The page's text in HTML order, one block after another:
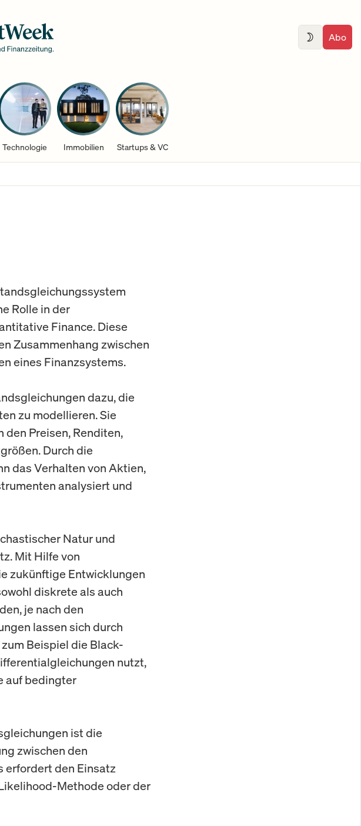
Abo
Technologie Immobilien Startups & VC
Rolle in der
Finance. Diese
Zusammenhang zwischen
eines Finanzsystems.
dazu, die
zu modellieren. Sie
Preisen, Renditen,
Durch die
das Verhalten von Aktien,
analysiert und
Natur und
Mit Hilfe von
zukünftige Entwicklungen
diskrete als auch
je nach den
lassen sich durch
Beispiel die Black-
nutzt,
auf bedingter
ist die
zwischen den
erfordert den Einsatz
Methode oder der